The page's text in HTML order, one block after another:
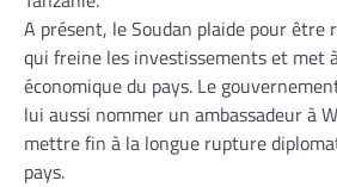
A présent, le Soudan plaide pour être
qui freine les investissements et met
économique du pays. Le
lui aussi nommer un ambassadeur à
mettre fin à la longue rupture
pays.